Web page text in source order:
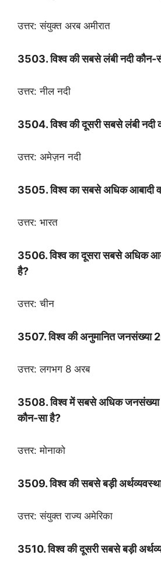
उत्तर: संयुक्त अरब अमीरात
3503. विश्व की सबसे लंबी नदी कौन-
उत्तर: नील नदी
3504. विश्व की दूसरी सबसे लंबी नदी
उत्तर: अमेज़न नदी
3505. विश्व का सबसे अधिक आबादी
उत्तर: भारत
3506. विश्व का दूसरा सबसे अधिक
है?
उत्तर: चीन
3507. विश्व की अनुमानित जनसंख्या
उत्तर: लगभग 8 अरब
3508. विश्व में सबसे अधिक जनसंख्या
कौन-सा है?
उत्तर: मोनाको
3509. विश्व की सबसे बड़ी
उत्तर: संयुक्त राज्य अमेरिका
3510. विश्व की दूसरी सबसे बड़ी